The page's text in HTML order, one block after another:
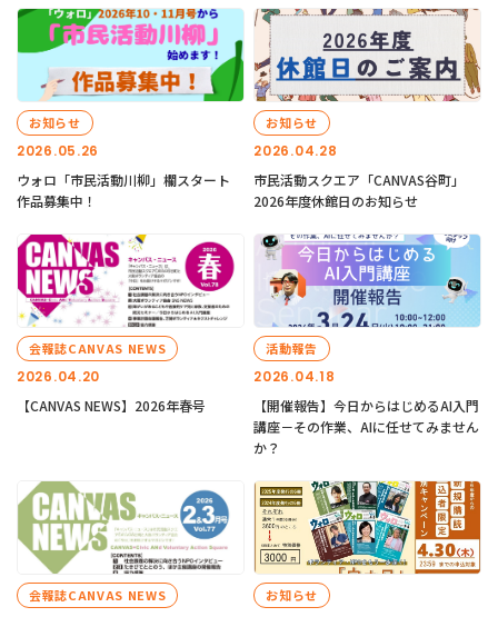
2026.05.26
お知らせ
ウォロ「市民活動川柳」欄スタート
作品募集中！
2026.04.28
お知らせ
市民活動スクエア「CANVAS谷町」
2026年度休館日のお知らせ
2026.04.20
会報誌CANVAS NEWS
【CANVAS NEWS】2026年春号
2026.04.18
活動報告
【開催報告】今日からはじめるAI入門
講座－その作業、AIに任せてみません
か？
会報誌CANVAS NEWS お知らせ